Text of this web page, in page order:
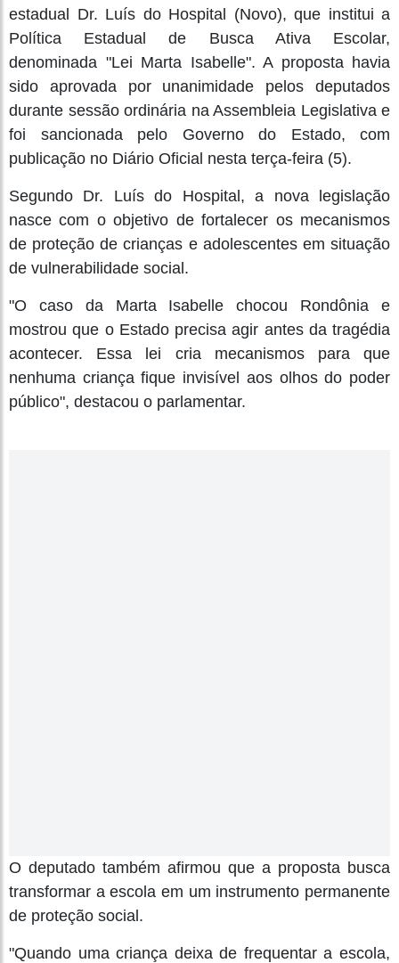
estadual Dr. Luís do Hospital (Novo), que institui a
Política Estadual de Busca Ativa Escolar,
denominada "Lei Marta Isabelle". A proposta havia
sido aprovada por unanimidade pelos deputados
durante sessão ordinária na Assembleia Legislativa e
foi sancionada pelo Governo do Estado, com
publicação no Diário Oficial nesta terça-feira (5).
Segundo Dr. Luís do Hospital, a nova legislação
nasce com o objetivo de fortalecer os mecanismos
de proteção de crianças e adolescentes em situação
de vulnerabilidade social.
"O caso da Marta Isabelle chocou Rondônia e
mostrou que o Estado precisa agir antes da tragédia
acontecer. Essa lei cria mecanismos para que
nenhuma criança fique invisível aos olhos do poder
público", destacou o parlamentar.
O deputado também afirmou que a proposta busca
transformar a escola em um instrumento permanente
de proteção social.
"Quando uma criança deixa de frequentar a escola,